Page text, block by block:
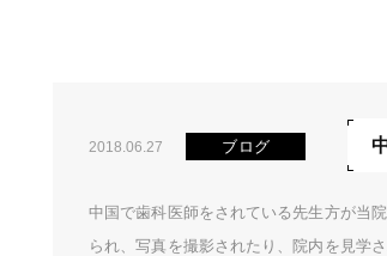
2018.06.27 ブログ
中国で歯科医師をされている先生方が当
られ、写真を撮影されたり、院内を見学